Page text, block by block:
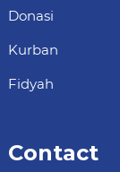
Donasi
Kurban
Fidyah
Contact